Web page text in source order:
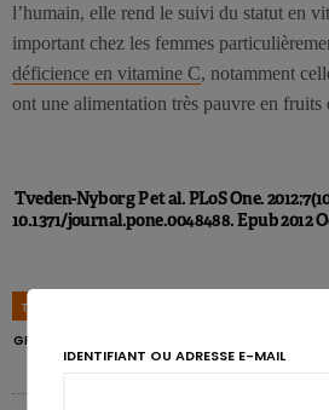
l’humain, elle rend le suivi du statut en
important chez les femmes
déficience en vitamine C, notamment
ont une alimentation très pauvre en fruits
Tveden-Nyborg P et al. PLoS One.
10.1371/journal.pone.0048488. Epub 2012
TAGS
GROSSESSE
IDENTIFIANT OU ADRESSE E-MAIL